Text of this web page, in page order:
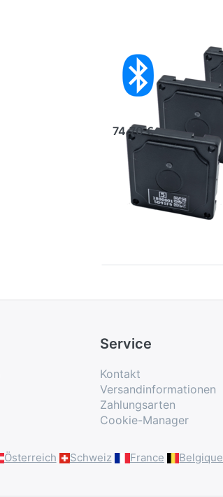
3x Bluetooth
Temperatur-
Sensor
74,70 €
Service
Kontakt
Versandinformationen
Zahlungsarten
Cookie-Manager
Österreich Schweiz France Belgique